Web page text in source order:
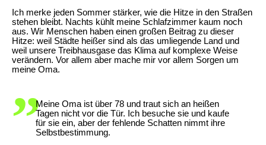
Ich merke jeden Sommer stärker, wie die Hitze in den Straßen
stehen bleibt. Nachts kühlt meine Schlafzimmer kaum noch
aus. Wir Menschen haben einen großen Beitrag zu dieser
Hitze: weil Städte heißer sind als das umliegende Land und
weil unsere Treibhausgase das Klima auf komplexe Weise
verändern. Vor allem aber mache mir vor allem Sorgen um
meine Oma.
Meine Oma ist über 78 und traut sich an heißen
Tagen nicht vor die Tür. Ich besuche sie und kaufe
für sie ein, aber der fehlende Schatten nimmt ihre
Selbstbestimmung.